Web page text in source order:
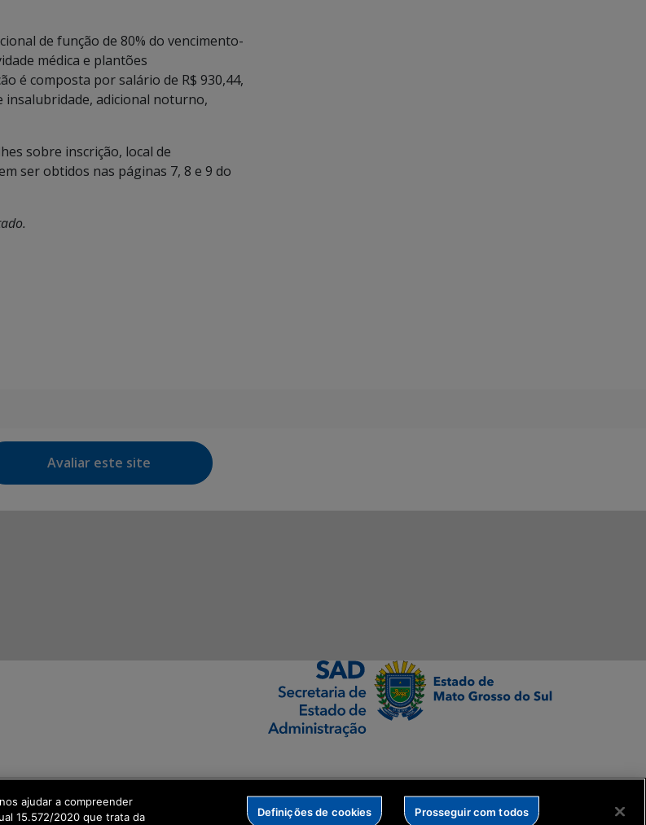
de função de 80% do vencimento-
médica e plantões
é composta por salário de R$ 930,44,
insalubridade, adicional noturno,
sobre inscrição, local de
ser obtidos nas páginas 7, 8 e 9 do
Avaliar este site
ajudar a compreender
15.572/2020 que trata da
Definições de cookies Prosseguir com todos